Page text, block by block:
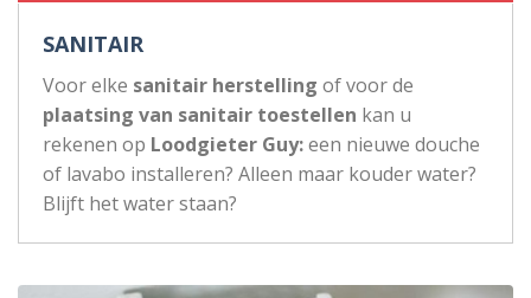
SANITAIR
Voor elke sanitair herstelling of voor de
plaatsing van sanitair toestellen kan u
rekenen op Loodgieter Guy:een nieuwe douche
of lavabo installeren? Alleen maar kouder water?
Blijft het water staan?